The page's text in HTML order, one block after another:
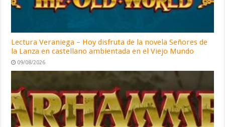
Lectura Veraniega – Hoy disfruta de la novela Señores de
la Lanza en castellano ambientada en el Viejo Mundo
09/08/2026